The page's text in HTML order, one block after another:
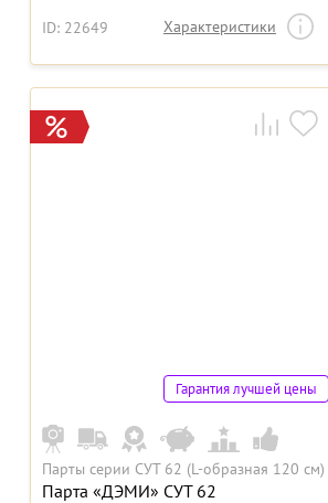
ID: 22649 Характеристики
Гарантия лучшей цены
Парты серии СУТ 62 (L-образная 120 см)
Парта «ДЭМИ» СУТ 62